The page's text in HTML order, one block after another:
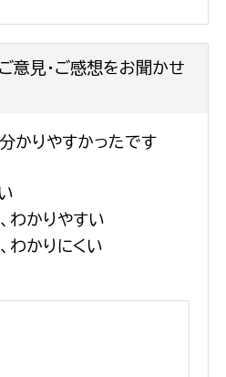
意見・ご感想をお聞かせ
かりやすかったです
わかりやすい
わかりにくい